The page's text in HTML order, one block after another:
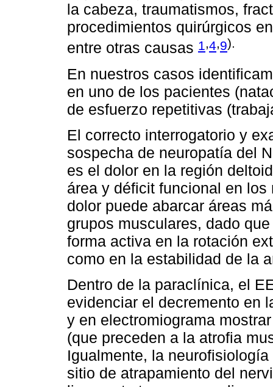
la cabeza, traumatismos,
procedimientos quirúrgicos
entre otras causas 1,4,9).
En nuestros casos
en uno de los pacientes
de esfuerzo repetitivas
El correcto interrogatorio y
sospecha de neuropatía del
es el dolor en la región
área y déficit funcional en
dolor puede abarcar áreas
grupos musculares, dado
forma activa en la rotación
como en la estabilidad de la
Dentro de la paraclínica, el
evidenciar el decremento en
y en electromiograma
(que preceden a la atrofia
Igualmente, la
sitio de atrapamiento del